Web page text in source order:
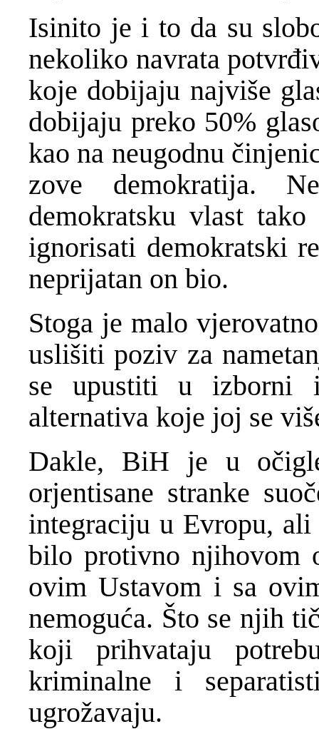
Isinito je i to da su
nekoliko navrata
koje dobijaju najviše
dobijaju preko 50%
kao na neugodnu
zove demokratija.
demokratsku vlast
ignorisati demokratski
neprijatan on bio.
Stoga je malo
uslišiti poziv za
se upustiti u izborni
alternativa koje joj se
Dakle, BiH je u
orjentisane stranke
integraciju u Evropu,
bilo protivno njihovom
ovim Ustavom i sa
nemoguća. Što se njih
koji prihvataju
kriminalne i
ugrožavaju.